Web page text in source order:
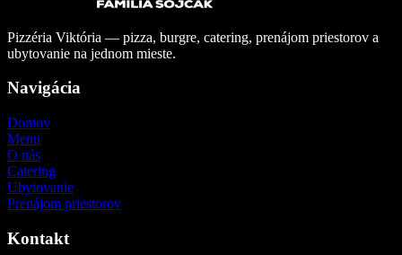
Pizzéria Viktória — pizza, burgre, catering, prenájom priestorov a
ubytovanie na jednom mieste.
Navigácia
Domov
Menu
O nás
Catering
Ubytovanie
Prenájom priestorov
Kontakt